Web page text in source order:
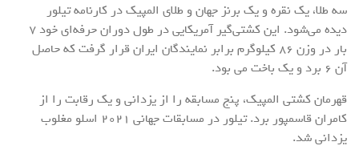
سه طلا، یک نقره و یک برنز جهان و طلای المپیک در کارنامه تیلور
دیده می‌شود. این کشتی‌گیر آمریکایی در طول دوران حرفه‌ای خود ۷
بار در وزن ۸۶ کیلوگرم برابر نمایندگان ایران قرار گرفت که حاصل
آن ۶ برد و یک باخت می بود.
قهرمان کشتی المپیک، پنج مسابقه را از یزدانی و یک رقابت را از
کامران قاسمپور برد. تیلور در مسابقات جهانی ۲۰۲۱ اسلو مغلوب
یزدانی شد.